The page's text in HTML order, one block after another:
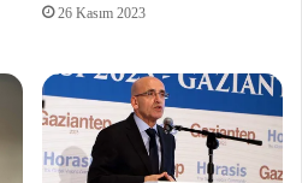
26 Kasım 2023